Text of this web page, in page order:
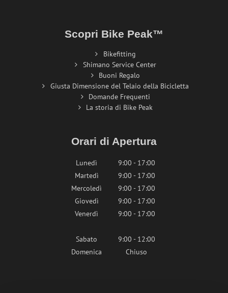
Scopri Bike Peak™
Bikefitting
Shimano Service Center
Buoni Regalo
Giusta Dimensione del Telaio della Bicicletta
Domande Frequenti
La storia di Bike Peak
Orari di Apertura
Lunedì
9:00 - 17:00
Martedì
9:00 - 17:00
Mercoledì
9:00 - 17:00
Giovedì
9:00 - 17:00
Venerdì
9:00 - 17:00
Sabato
9:00 - 12:00
Domenica
Chiuso